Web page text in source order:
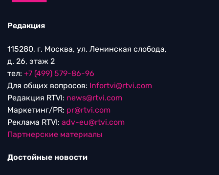
Редакция
115280, г. Москва, ул. Ленинская слобода,
д. 26, этаж 2
тел: +7 (499) 579-86-96
Для общих вопросов: Infortvi@rtvi.com
Редакция RTVI: news@rtvi.com
Маркетинг/PR: pr@rtvi.com
Реклама RTVI: adv-eu@rtvi.com
Партнерские материалы
Достойные новости